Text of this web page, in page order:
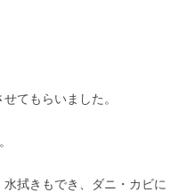
てもらいました。
拭きもでき、ダニ・カビに